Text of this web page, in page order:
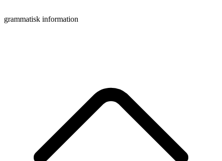
grammatisk information